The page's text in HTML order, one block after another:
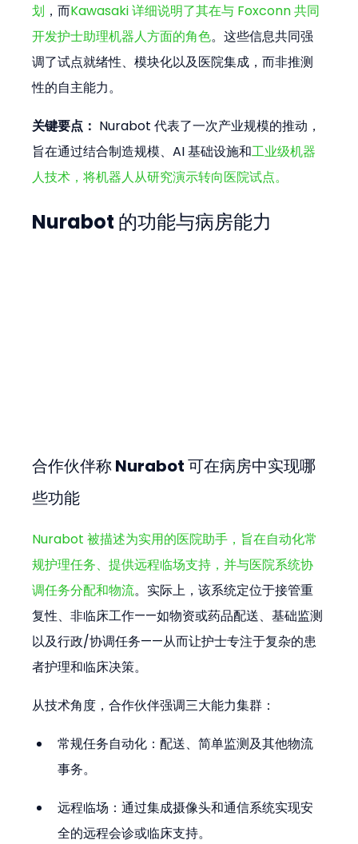
划 ，而Kawasaki 详细说明了其在与 Foxconn 共同
开发护士助理机器人方面的角色。这些信息共同强
调了试点就绪性、模块化以及医院集成，而非推测
性的自主能力。
关键要点： Nurabot 代表了一次产业规模的推动，
旨在通过结合制造规模、AI 基础设施和工业级机器
人技术，将机器人从研究演示转向医院试点。
Nurabot 的功能与病房能力
合作伙伴称 Nurabot 可在病房中实现哪
些功能
Nurabot 被描述为实用的医院助手，旨在自动化常
规护理任务、提供远程临场支持，并与医院系统协
调任务分配和物流。实际上，该系统定位于接管重
复性、非临床工作——如物资或药品配送、基础监测
以及行政/协调任务——从而让护士专注于复杂的患
者护理和临床决策。
从技术角度，合作伙伴强调三大能力集群：
常规任务自动化：配送、简单监测及其他物流
事务。
远程临场：通过集成摄像头和通信系统实现安
全的远程会诊或临床支持。